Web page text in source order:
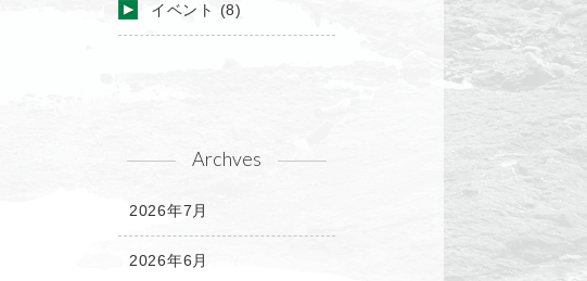
イベント (8)
Archves
2026年7月
2026年6月